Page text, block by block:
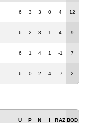
6 3 3 0 4 12
6 2 3 1 4 9
6 1 4 1 -1 7
6 0 2 4 -7 2
U P N I RAZ BOD